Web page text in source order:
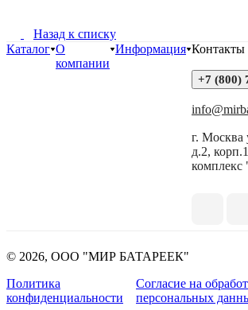
Назад к списку
Каталог О
компании
Информация Контакты
+7 (800)
г. Москва
д.2,
комплекс
© 2026, ООО "МИР БАТАРЕЕК"
Политика
конфиденциальности
Согласие на
персональных